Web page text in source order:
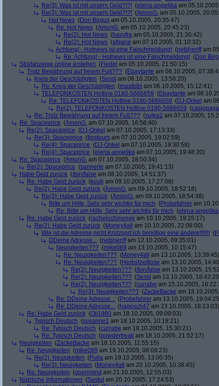
Re(3): Was ist mit unsern Geld?!?! (elena-angelika am
Re(3): Was ist mit unsern Geld?!?! (AmonG. am 05.10.2005,
Hot News (Don Birgus am 05.10.2005, 20:35:47)
Re: Hot News (AmonG. am 05.10.2005, 20:45:23)
Re(2): Hot News (hasyfra am 05.10.2005, 21:30:42)
Re(2): Hot News (afgane am 07.10.2005, 01:10:32)
Achtung! - Hotnews ist eine Falschmeldung! (netsheriffam
Re: Achtung! - Hotnews ist eine Falschmeldung! (Don
Strafanzeige online erstellen (Fiedel am 05.10.2005, 21:50:15)
Trotz Bewährung auf freiem Fuß??? (Ebaytante am 06.10.2005,
Kreis der Geschädigten (Sessl am 06.10.2005, 13:58:20)
Re: Kreis der Geschädigten (maxibibi am 06.10.2005, 15:12:41)
TELEFONKOSTEN Hotline 0180-5666659 (Ebaytante am
Re: TELEFONKOSTEN Hotline 0180-5666659 (DJ-Onkel am
Re(2): TELEFONKOSTEN Hotline 0180-5666659 (casjopaya
Re: Trotz Bewährung auf freiem Fuß??? (xujka2 am 07.10.2005,
Re: Spaceprice (AmonG. am 07.10.2005, 16:56:40)
Re(2): Spaceprice (DJ-Onkel am 07.10.2005, 17:13:33)
Re(3): Spaceprice (fipstours am 07.10.2005, 19:02:59)
Re(4): Spaceprice (DJ-Onkel am 07.10.2005, 19:30:58)
Re(4): Spaceprice (elena-angelika am 07.10.2005, 19:48:20)
Re: Spaceprice (AmonG. am 07.10.2005, 18:50:34)
Re(2): Spaceprice (sannerle am 07.10.2005, 19:41:13)
Habe Geld zurück (/bin/false am 08.10.2005, 14:51:37)
Re: Habe Geld zurück (kuub am 09.10.2005, 17:27:08)
Re(2): Habe Geld zurück (AmonG. am 09.10.2005, 18:52:18)
Re(3): Habe Geld zurück (AmonG. am 09.10.2005, 18:54:38)
Bitte um Hilfe, Sehr sehr wichtig für mich (Probefahrer am
Re: Bitte um Hilfe, Sehr sehr wichtig für mich (elena-angelika
Re: Habe Geld zurück (rachelochmonek am 10.10.2005, 19:25:17)
Re(2): Habe Geld zurück (Money4all
am 10.10.2005, 22:08:00)
Wie ist die Adresse,nicht Krützport ich benötige eine andere!!!!!!! (
DDeine Adresse... (netsheriffam 12.10.2005, 09:35:01)
Neuigkeiten??? (mike089 am 13.10.2005, 10:15:47)
Re: Neuigkeiten??? (Money4all
am 13.10.2005, 13:39:45)
Re: Neuigkeiten??? (Herbstzeitlose am 13.10.2005,
Re(2): Neuigkeiten??? (/bin/false am 13.10.2005,
Re(2): Neuigkeiten??? (Sessl am 13.10.2005,
Re(2): Neuigkeiten??? (currabe am 15.10.2005,
Re(3): Neuigkeiten??? (ZackeBacke am
Re: DDeine Adresse... (Probefahrer am 13.10.2005,
Re: DDeine Adresse... (hagesch47 am 23.10.2005, 18:13:03)
Re: Habe Geld zurück (Oli1980 am 18.10.2005, 09:09:03)
Typisch Deutsch (susanne1 am 18.10.2005, 10:18:21)
Re: Typisch Deutsch (currabe am 18.10.2005, 15:30:21)
Re: Typisch Deutsch (powderfreak am 18.10.2005, 21:52:17)
Neuigkeiten (ZackeBacke am 18.10.2005, 11:55:15)
Re: Neuigkeiten (mike089 am 19.10.2005, 08:09:23)
Re(2): Neuigkeiten (Pulla am 19.10.2005, 13:00:35)
Re(3): Neuigkeiten (Money4all
am 20.10.2005, 10:38:45)
Re: Neuigkeiten (openmind am 21.10.2005, 12:55:03)
Nützliche Informationen (Sastul am 20.10.2005, 17:24:53)